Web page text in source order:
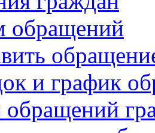
обращений
и график
обращений